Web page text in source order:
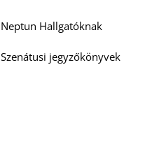
Neptun Hallgatóknak
Szenátusi jegyzőkönyvek